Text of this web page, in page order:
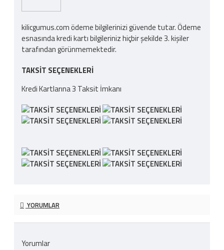
kilicgumus.com ödeme bilgilerinizi güvende tutar. Ödeme
esnasında kredi kartı bilgileriniz hiçbir şekilde 3. kişiler
tarafından görünmemektedir.
TAKSIT SEÇENEKLERI
Kredi Kartlarına 3 Taksit İmkanı
YORUMLAR
Yorumlar